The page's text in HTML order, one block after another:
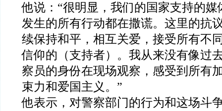
他说： “很明显，我们的国家支持的媒
发生的所有行动都在撒谎。这里的抗
续保持和平，相互关爱，接受所有不
信仰的（支持者）。我从来没有像过
察员的身份在现场观察，感受到所有
束力和爱国主义。 ”
他表示，对警察部门的行为和这场斗